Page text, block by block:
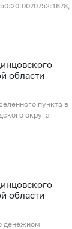
области
пункта в
округа
области
денежном